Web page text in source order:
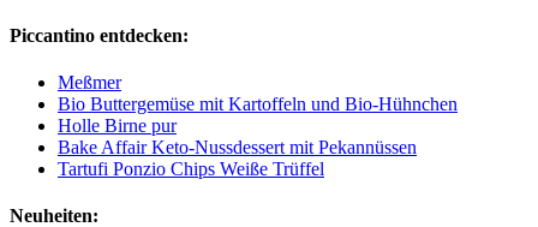
Piccantino entdecken:
Meßmer
Bio Buttergemüse mit Kartoffeln und Bio-Hühnchen
Holle Birne pur
Bake Affair Keto-Nussdessert mit Pekannüssen
Tartufi Ponzio Chips Weiße Trüffel
Neuheiten: